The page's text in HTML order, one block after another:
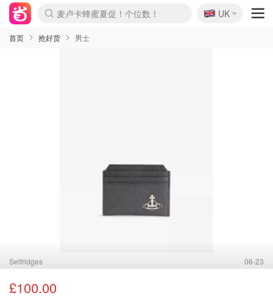
麦卢卡蜂蜜夏促！个位数！
Prada/Miu 4.8折！
啥？必胜客披萨5折！
🇬🇧
UK
首页 抢好货 男士
Selfridges 06-23
£100.00